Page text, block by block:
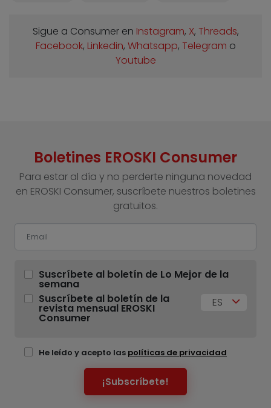
Sigue a Consumer en Instagram, X, Threads,
Facebook, Linkedin, Whatsapp, Telegram o
Youtube
Boletines EROSKI Consumer
Para estar al día y no perderte ninguna novedad
en EROSKI Consumer, suscríbete nuestros boletines
gratuitos.
Suscríbete al boletín de Lo Mejor de la
semana
Suscríbete al boletín de la
revista mensual EROSKI
Consumer
ES
He leído y acepto las políticas de privacidad
¡Subscríbete!